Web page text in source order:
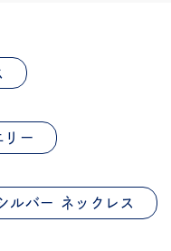
リー
ルバー ネックレス